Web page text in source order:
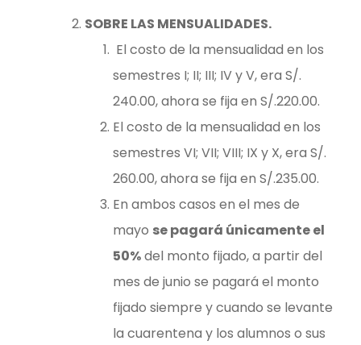
SOBRE LAS MENSUALIDADES.
El costo de la mensualidad en los
semestres I; II; III; IV y V, era S/.
240.00, ahora se fija en S/.220.00.
El costo de la mensualidad en los
semestres VI; VII; VIII; IX y X, era S/.
260.00, ahora se fija en S/.235.00.
En ambos casos en el mes de
mayo se pagará únicamente el
50%del monto fijado, a partir del
mes de junio se pagará el monto
fijado siempre y cuando se levante
la cuarentena y los alumnos o sus